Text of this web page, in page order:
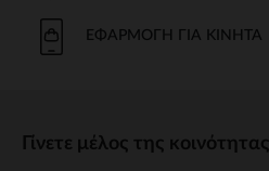
ΕΦΑΡΜΟΓΉ ΓΙΑ ΚΙΝΗΤΆ
Γίνετε μέλος της κοινότητας